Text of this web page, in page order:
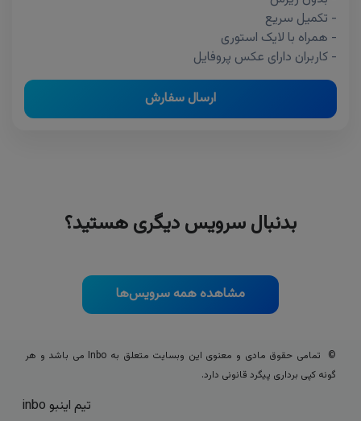
- تکمیل سریع
- همراه با لایک استوری
- کاربران دارای عکس پروفایل
ارسال سفارش
بدنبال سرویس دیگری هستید؟
مشاهده همه سرویس‌ها
© تمامی حقوق مادی و معنوی این وبسایت متعلق به Inbo می باشد و هر
گونه کپی برداری پیگرد قانونی دارد.
تیم اینبو inbo